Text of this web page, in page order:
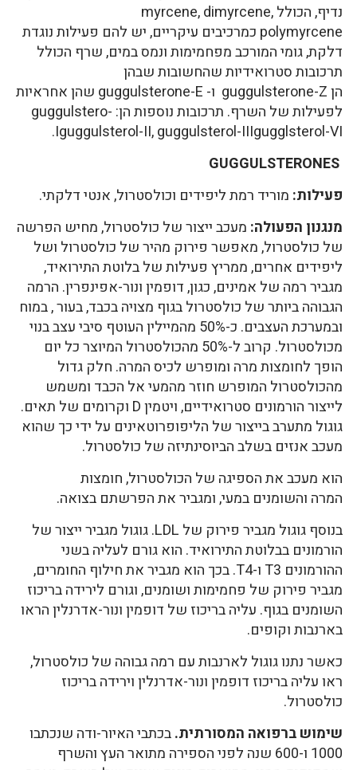
נדיף, הכולל myrcene, dimyrcene,
polymyrcene כמרכיבים עיקריים, יש להם פעילות נוגדת
דלקת, גומי המורכב מפחמימות ונמס במים, שרף הכולל
תרכובות סטרואידיות שהחשובות שבהן
הן guggulsterone-Z ו- guggulsterone-E שהן אחראיות
לפעילות של השרף. תרכובות נוספות הן: guggulstero-
Iguggulsterol-II, guggulsterol-IIIgugglsterol-VI.
פעילות: מוריד רמת ליפידים וכולסטרול, אנטי דלקתי.
מנגנון הפעולה: מעכב ייצור של כולסטרול, מחיש הפרשה
של כולסטרול, מאפשר פירוק מהיר של כולסטרול ושל
ליפידים אחרים, ממריץ פעילות של בלוטת התירואיד,
מגביר רמה של אמינים, כגון, דופמין ונור-אפינפרין. הרמה
הגבוהה ביותר של כולסטרול בגוף מצויה בכבד, בעור , במוח
ובמערכת העצבים. כ-50% מהמיילין העוטף סיבי עצב בנוי
מכולסטרול. קרוב ל-50% מהכולסטרול המיוצר כל יום
הופך לחומצות מרה ומופרש לכיס המרה. חלק גדול
מהכולסטרול המופרש חוזר מהמעי אל הכבד ומשמש
לייצור הורמונים סטרואידיים, ויטמין D וקרומים של תאים.
גוגול מתערב בייצור של הליפופרוטאינים על ידי כך שהוא
מעכב אנזים בשלב הביוסינתיזה של כולסטרול.
הוא מעכב את הספיגה של הכולסטרול, חומצות
המרה והשומנים במעי, ומגביר את הפרשתם בצואה.
בנוסף גוגול מגביר פירוק של LDL. גוגול מגביר ייצור של
הורמונים בבלוטת התירואיד. הוא גורם לעליה בשני
ההורמונים T3 ו-T4. בכך הוא מגביר את חילוף החומרים,
מגביר פירוק של פחמימות ושומנים, וגורם לירידה בריכוז
השומנים בגוף. עליה בריכוז של דופמין ונור-אדרנלין הראו
בארנבות וקופים.
כאשר נתנו גוגול לארנבות עם רמה גבוהה של כולסטרול,
ראו עליה בריכוז דופמין ונור-אדרנלין וירידה בריכוז
כולסטרול.
שימוש ברפואה המסורתית.בכתבי האיור-ודה שנכתבו
1000 ו-600 שנה לפני הספירה מתואר העץ והשרף